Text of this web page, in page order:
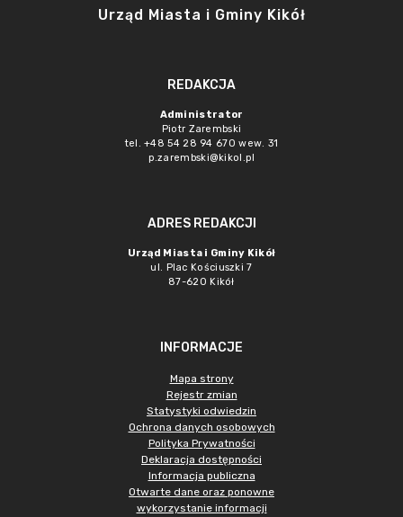
Urząd Miasta i Gminy Kikół
REDAKCJA
Administrator
Piotr Zarembski
tel. +48 54 28 94 670 wew. 31
p.zarembski@kikol.pl
ADRES REDAKCJI
Urząd Miasta i Gminy Kikół
ul. Plac Kościuszki 7
87-620 Kikół
INFORMACJE
Mapa strony
Rejestr zmian
Statystyki odwiedzin
Ochrona danych osobowych
Polityka Prywatności
Deklaracja dostępności
Informacja publiczna
Otwarte dane oraz ponowne
wykorzystanie informacji